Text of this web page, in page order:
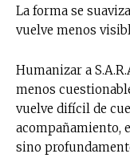
La forma se
vuelve menos
Humanizar a
menos
vuelve difícil de
acompañamiento,
sino